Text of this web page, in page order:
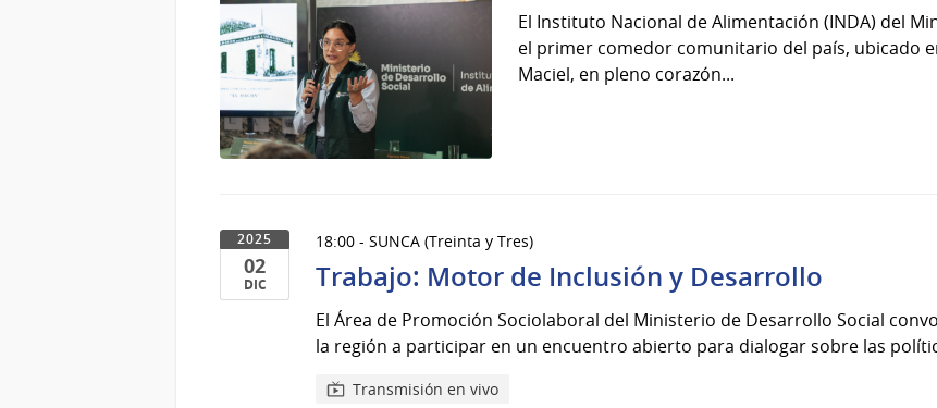
El Instituto Nacional de Alimentación (INDA) del
el primer comedor comunitario del país, ubicado
Maciel, en pleno corazón...
2025
02
DIC
18:00 - SUNCA (Treinta y Tres)
Trabajo: Motor de Inclusión y Desarrollo
El Área de Promoción Sociolaboral del Ministerio de Desarrollo Social
la región a participar en un encuentro abierto para dialogar sobre las
Transmisión en vivo